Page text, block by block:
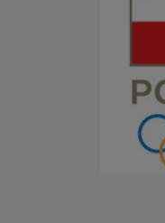
Piłka nożna
Piłka wodna